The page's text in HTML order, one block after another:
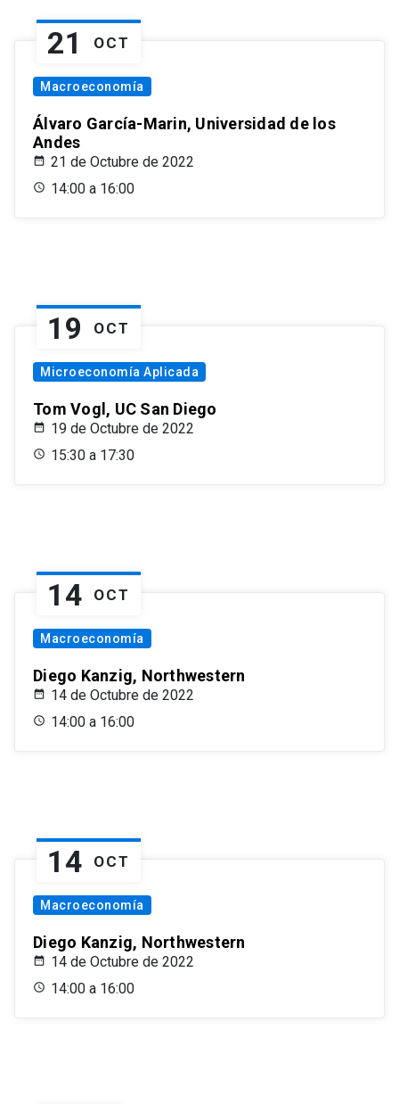
21 OCT
Macroeconomía
Álvaro García-Marin, Universidad de los
Andes
21 de Octubre de 2022
14:00 a 16:00
19 OCT
Microeconomía Aplicada
Tom Vogl, UC San Diego
19 de Octubre de 2022
15:30 a 17:30
14 OCT
Macroeconomía
Diego Kanzig, Northwestern
14 de Octubre de 2022
14:00 a 16:00
14 OCT
Macroeconomía
Diego Kanzig, Northwestern
14 de Octubre de 2022
14:00 a 16:00